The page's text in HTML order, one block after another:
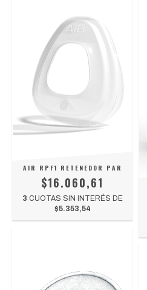
AIR RPF1 RETENEDOR PAR
$16.060,61
3 CUOTAS SIN INTERÉS DE
$5.353,54